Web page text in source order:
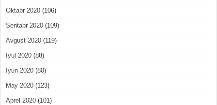
Oktabr 2020 (106)
Sentabr 2020 (109)
Avgust 2020 (119)
Iyul 2020 (88)
Iyun 2020 (80)
May 2020 (123)
Aprel 2020 (101)